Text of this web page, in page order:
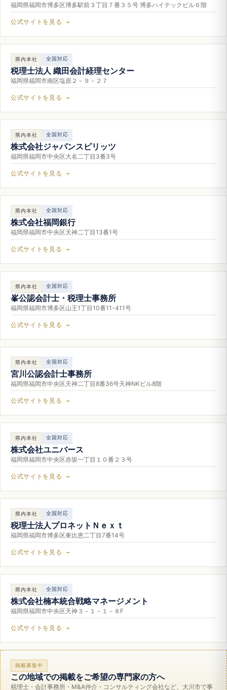
福岡県福岡市博多区博多駅前３丁目７番３５号 博多ハイテックビル６階
公式サイトを見る →
県内本社 全国対応
税理士法人 織田会計経理センター
福岡県福岡市南区塩原２－９－２７
公式サイトを見る →
県内本社 全国対応
株式会社ジャパンスピリッツ
福岡県福岡市中央区大名二丁目3番3号
公式サイトを見る →
県内本社 全国対応
株式会社福岡銀行
福岡県福岡市中央区天神二丁目13番1号
公式サイトを見る →
県内本社 全国対応
峯公認会計士・税理士事務所
福岡県福岡市博多区山王1丁目10番11-411号
公式サイトを見る →
県内本社 全国対応
宮川公認会計士事務所
福岡県福岡市中央区天神二丁目8番36号天神NKビル8階
公式サイトを見る →
県内本社 全国対応
株式会社ユニバース
福岡県福岡市中央区赤坂一丁目１０番２３号
公式サイトを見る →
県内本社 全国対応
税理士法人プロネットＮｅｘｔ
福岡県福岡市博多区東比恵二丁目7番14号
公式サイトを見る →
県内本社 全国対応
株式会社楠本統合戦略マネージメント
福岡県福岡市中央区天神３－１－１－８F
公式サイトを見る →
掲載募集中
この地域での掲載をご希望の専門家の方へ
税理士・会計事務所・M&A仲介・コンサルティング会社など、大川市で事